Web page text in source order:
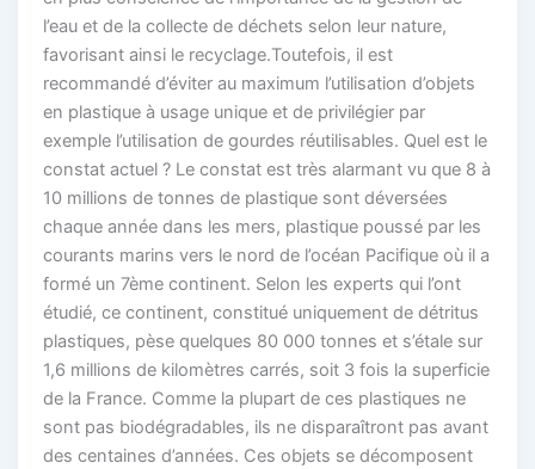
l’eau et de la collecte de déchets selon leur nature,
favorisant ainsi le recyclage.Toutefois, il est
recommandé d’éviter au maximum l’utilisation d’objets
en plastique à usage unique et de privilégier par
exemple l’utilisation de gourdes réutilisables. Quel est le
constat actuel ? Le constat est très alarmant vu que 8 à
10 millions de tonnes de plastique sont déversées
chaque année dans les mers, plastique poussé par les
courants marins vers le nord de l’océan Pacifique où il a
formé un 7ème continent. Selon les experts qui l’ont
étudié, ce continent, constitué uniquement de détritus
plastiques, pèse quelques 80 000 tonnes et s’étale sur
1,6 millions de kilomètres carrés, soit 3 fois la superficie
de la France. Comme la plupart de ces plastiques ne
sont pas biodégradables, ils ne disparaîtront pas avant
des centaines d’années. Ces objets se décomposent